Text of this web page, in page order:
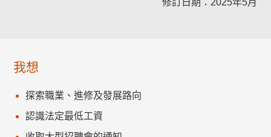
探索職業、進修及發展路向
認識法定最低工資